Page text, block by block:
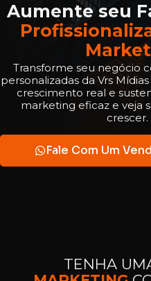
Aumente seu
Transforme seu negócio
personalizadas da Vrs
crescimento real e
marketing eficaz e veja
crescer.
Fale Com Um
TENHA